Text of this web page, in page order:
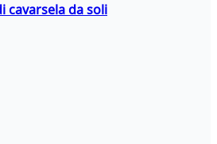
cavarsela da soli